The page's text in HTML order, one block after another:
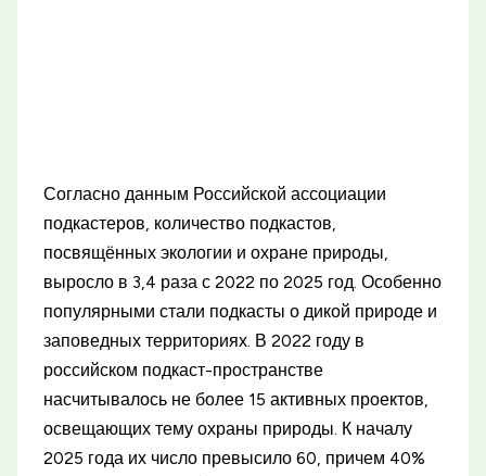
Согласно данным Российской ассоциации
подкастеров, количество подкастов,
посвящённых экологии и охране природы,
выросло в 3,4 раза с 2022 по 2025 год. Особенно
популярными стали подкасты о дикой природе и
заповедных территориях. В 2022 году в
российском подкаст-пространстве
насчитывалось не более 15 активных проектов,
освещающих тему охраны природы. К началу
2025 года их число превысило 60, причем 40%